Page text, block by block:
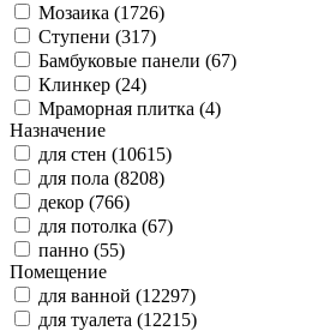
Мозаика (1726)
Ступени (317)
Бамбуковые панели (67)
Клинкер (24)
Мраморная плитка (4)
Назначение
для стен (10615)
для пола (8208)
декор (766)
для потолка (67)
панно (55)
Помещение
для ванной (12297)
для туалета (12215)